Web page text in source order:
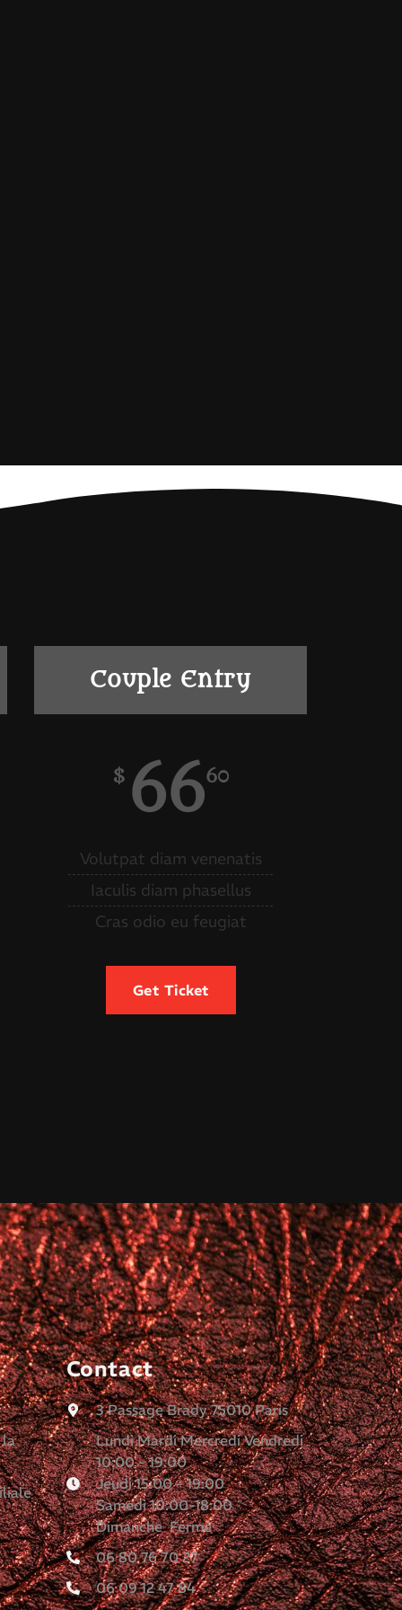
Couple Entry
$ 6660
Volutpat diam venenatis
Iaculis diam phasellus
Cras odio eu feugiat
Get Ticket
la
Contact
3 Passage Brady 75010 Paris
Lundi Mardi Mercredi Vendredi
10:00 - 19:00
Jeudi 15:00 - 19:00
Samedi 10:00-18:00
Dimanche Fermé
06 80 76 70 27
06 09 12 47 84